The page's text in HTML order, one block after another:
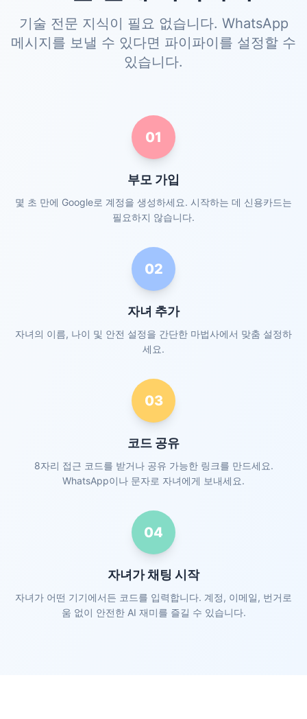
기술 전문 지식이 필요 없습니다. WhatsApp
메시지를 보낼 수 있다면 파이파이를 설정할 수
있습니다.
01
부모 가입
몇 초 만에 Google로 계정을 생성하세요. 시작하는 데 신용카드는
필요하지 않습니다.
02
자녀 추가
자녀의 이름, 나이 및 안전 설정을 간단한 마법사에서 맞춤 설정하
세요.
03
코드 공유
8자리 접근 코드를 받거나 공유 가능한 링크를 만드세요.
WhatsApp이나 문자로 자녀에게 보내세요.
04
자녀가 채팅 시작
자녀가 어떤 기기에서든 코드를 입력합니다. 계정, 이메일, 번거로
움 없이 안전한 AI 재미를 즐길 수 있습니다.